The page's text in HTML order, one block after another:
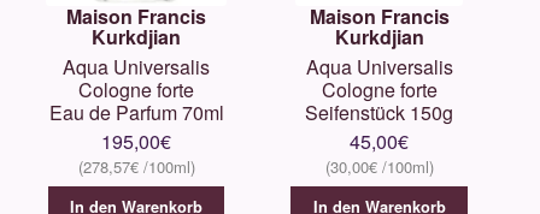
Maison Francis
Kurkdjian
Aqua Universalis
Cologne forte
Eau de Parfum 70ml
195,00€
278,57€
In den Warenkorb
Maison Francis
Kurkdjian
Aqua Universalis
Cologne forte
Seifenstück 150g
45,00€
30,00€
In den Warenkorb